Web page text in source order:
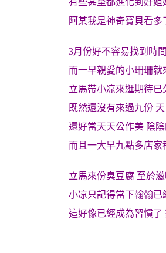
有些甚至都進化到好
阿某我是神奇寶貝看
3月份好不容易找到時
而一早親愛的小珊珊就
立馬帶小凉來逛期待
既然還沒有來過九份
還好當天天公作美 陰
而且一大早九點多店
立馬來份臭豆腐 至於
小凉只記得當下翰翰已
這好像已經成為習慣了